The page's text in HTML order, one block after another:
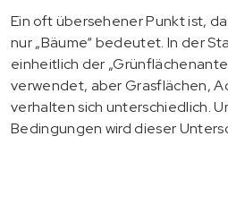
Ein oft übersehener Punkt ist,
nur „Bäume“ bedeutet. In der
einheitlich der
verwendet, aber Grasflächen,
verhalten sich unterschiedlich.
Bedingungen wird dieser